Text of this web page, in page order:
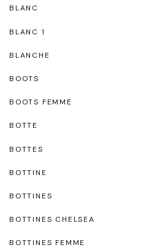
BLANC
BLANC 1
BLANCHE
BOOTS
BOOTS FEMME
BOTTE
BOTTES
BOTTINE
BOTTINES
BOTTINES CHELSEA
BOTTINES FEMME